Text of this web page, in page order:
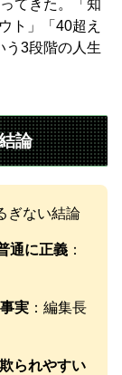
てきた。「知
ト」「40超え
う3段階の人生
論
ぎない結論
通に正義 ：
実 ：編集長
られやすい